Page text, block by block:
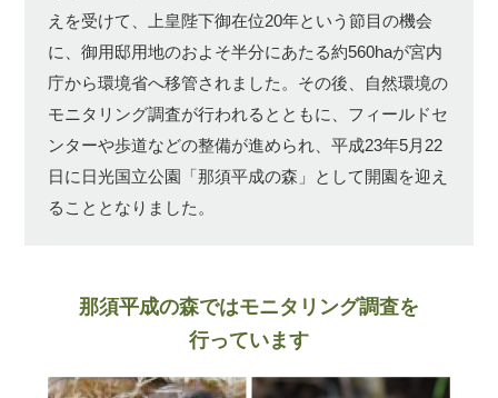
えを受けて、上皇陛下御在位20年という節目の機会
に、御用邸用地のおよそ半分にあたる約560haが宮内
庁から環境省へ移管されました。その後、自然環境の
モニタリング調査が行われるとともに、フィールドセ
ンターや歩道などの整備が進められ、平成23年5月22
日に日光国立公園「那須平成の森」として開園を迎え
ることとなりました。
那須平成の森ではモニタリング調査を
行っています